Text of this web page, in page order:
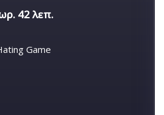
42 λεπ.
Game